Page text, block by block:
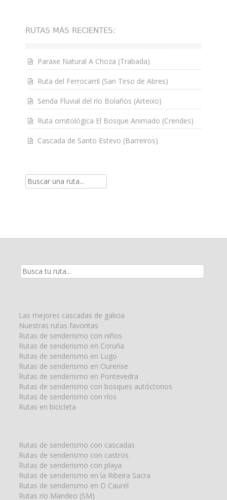
RUTAS MÁS RECIENTES:
Paraxe Natural A Choza (Trabada)
Ruta del Ferrocarril (San Tirso de Abres)
Senda Fluvial del río Bolaños (Arteixo)
Ruta ornitológica El Bosque Animado (Crendes)
Cascada de Santo Estevo (Barreiros)
Resultados
Las mejores cascadas de galicia
Nuestras rutas favoritas
Rutas de senderismo con niños
Rutas de senderismo en Coruña
Rutas de senderismo en Lugo
Rutas de senderismo en Ourense
Rutas de senderismo en Pontevedra
Rutas de senderismo con bosques autóctonos
Rutas de senderismo con ríos
Rutas en bicicleta
Rutas de senderismo con cascadas
Rutas de senderismo con castros
Rutas de senderismo con playa
Rutas de senderismo en la Ribeira Sacra
Rutas de senderismo en O Caurel
Rutas río Mandeo (SM)